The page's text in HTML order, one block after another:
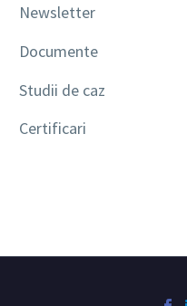
Newsletter
Documente
Studii de caz
Certificari